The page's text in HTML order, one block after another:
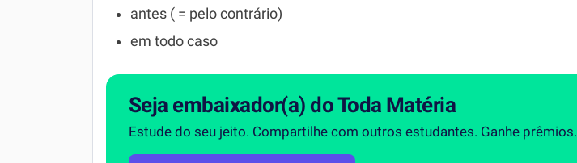
antes ( = pelo contrário)
em todo caso
Seja embaixador(a) do Toda Matéria
Estude do seu jeito. Compartilhe com outros estudantes. Ganhe prêmios.